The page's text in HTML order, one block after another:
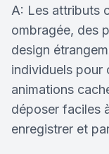
A: Les attributs
ombragée, des
design
individuels pour
animations
déposer faciles
enregistrer et